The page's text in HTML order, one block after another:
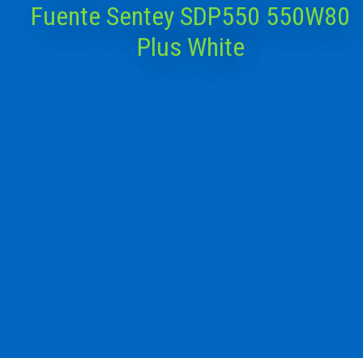
Fuente Sentey SDP550 550W80
Plus White